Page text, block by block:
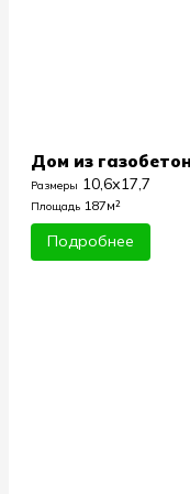
Дом из
Размеры 10,6х17,7
Площадь 187м²
Подробнее